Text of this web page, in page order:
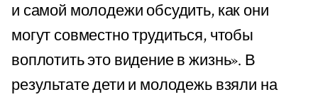
и самой молодежи обсудить, как они
могут совместно трудиться, чтобы
воплотить это видение в жизнь». В
результате дети и молодежь взяли на